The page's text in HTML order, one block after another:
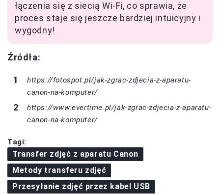
łączenia się z siecią Wi-Fi, co sprawia, że
proces staje się jeszcze bardziej intuicyjny i
wygodny!
Źródła:
https://fotospot.pl/jak-zgrac-zdjecia-z-aparatu-
canon-na-komputer/
https://www.evertime.pl/jak-zgrac-zdjecia-z-aparatu-
canon-na-komputer/
Tagi:
Transfer zdjęć z aparatu Canon
Metody transferu zdjęć
Przesyłanie zdjęć przez kabel USB